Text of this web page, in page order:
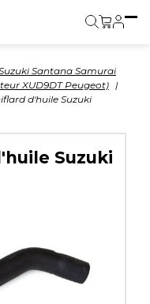
Santana Samurai
XUD9DT Peugeot)
d'huile Suzuki
Suzuki